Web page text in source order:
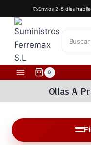
al
contenido
Envíos 2-5 días
0
Ollas A